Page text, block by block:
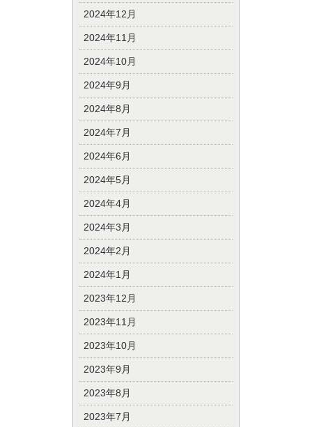
2024年12月
2024年11月
2024年10月
2024年9月
2024年8月
2024年7月
2024年6月
2024年5月
2024年4月
2024年3月
2024年2月
2024年1月
2023年12月
2023年11月
2023年10月
2023年9月
2023年8月
2023年7月